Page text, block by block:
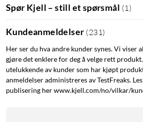
Spør Kjell – still et spørsmål (1 )
Kundeanmeldelser (231 )
Her ser du hva andre kunder synes. Vi viser
gjøre det enklere for deg å velge rett
utelukkende av kunder som har kjøpt
anmeldelser administreres av TestFreaks.
publisering her www.kjell.com/no/vilkar/